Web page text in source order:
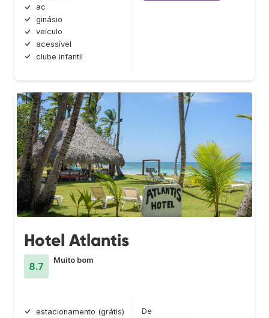
ac
ginásio
veículo
acessível
clube infantil
Hotel Atlantis
8.7
Muito bom
estacionamento (grátis)
De